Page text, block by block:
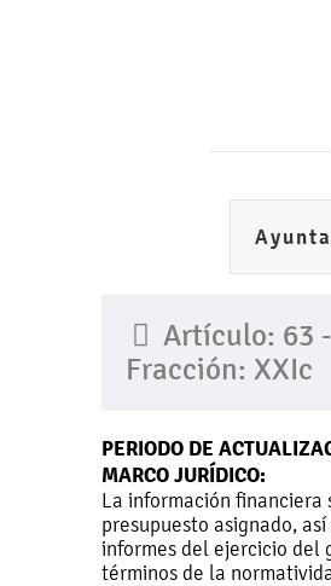
Artículo: 63 -
Fracción: XXIc
PERIODO DE
MARCO JURÍDICO:
La información financiera
presupuesto asignado,
informes del ejercicio del
términos de la